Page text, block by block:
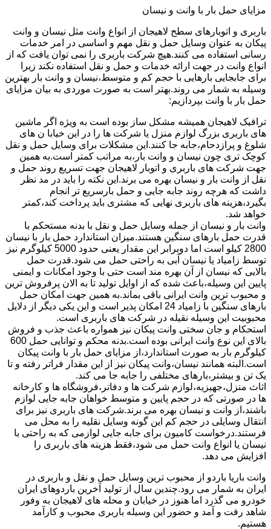
مزایای حمل بار با وانت و نیسان
باربری و اتوبارهای سطح لاهیجان از انواع وانت مثل نیسان و وانت
پیکان به عنوان وسایل حمل و نقل مهم و اساسی در امر خدمات
رسانی استفاده می کنند.هیچ شرکت باربری را نمی توان یافت که از
انواع وانت در جهت ارائه خدمات و حمل و نقل استفاده نکند زیرا
برای جابجایی بارهایی با حجم کم و متوسط،نیسان و وانت بار بهترین
وسیله به شمار می روند.بهتر است به صورت موردی به بیان مزایای
حمل بار با وانت بپردازیم:
ترافیک لاهیجان همیشه مشکل ساز بوده است به ویژه اگر ماشین
های باربری بزرگ لوازم منزل یا شرکت ها را در این خیابا ن های
شلوغ و پرازدحام،جابه جا کنند.این مشکلات برای وسایل حمل و نقل
کوچک تری چون نیسان و وانت بار،به مراتب کمتر است.به همین
جهت شرکت های باربری و اتوبار لاهیجان جهت تسریع روند حمل و
نقل از وانت بار و نیسان بهره می برند.این نکته را باید در مد نظر
داشت که هرچه روند جابه جایی و حمل بارسریع تر انجام
بگیرد،هزینه های باربری نهایی که مشتری باید پرداخت کند،کمتر
خواهد شد.
وانت بار و نیسان از جمله وسایل حمل و نقل با بدنه مستحکم با
قدرت حمل بارهای سنگین هستند.میزان استاندارد حمل بار با نیسان
2800 کیلو است اما دوبرابر این مقدار یعنی حدود 5000 کیلوگرم نیز
توسط زامیاد یا نیسان آبی به راحتی حمل می شود.قدرت حمل
بالایی که نیسان از آن بهره مند است حتی با وجود امکانات و ایمنی
پایین این وسیله،باعث شده که از اوایل تولید تا به الان پرفروش ترین
و محبوب ترین وانت ایرانی باقی بماند.به همین جهت امکان حمل
بارهای سنگین با زامیاد 24 امکان پذیر است و این یکی دیگر از دلایل
محبوبیت این وسیله نقیله در شرکت های باربری است.
استحکام و جان سختی وانت پیکان نیز همواره باعث جذب و فروش
بالای این نوع وانت ایرانی بوده است.بدنه محکم و توانایی حمل 600
کیلوگرم بار به صورت استاندارد،از مزایای حمل بار با وانت پیکان
است.البته همانند نیسان،وانت پیکان نیز از این مقدار فراتر رفته و تا
یک تن و بیشتر،بارهای مختلفی را جابه جا می کند.
اثاث منزل،جهیزیه،لوازم شرکت ها و دفاتر،فروشگاه ها و کارخانه
ها در صورتی که در حجم پایین و متوسط خواهان جابه جایی لوازم
باشند،از وانت و نیسان بهره می برند.شرکت های باربری نیز برای
انتقال وسایلی در حجم کم این گونه وسایل نقلیه را به محل می
فرستند.درخواست کامیون برای جابه جایی لوازمی که به راحتی با
نیسان یا انواع وانت حمل می شود،فقط هزینه های باربری را
افزایش می دهد.
وانت باریا باردو از محبوب ترین وسایل حمل و نقل و باربری در
ایران به شمار می رود.چندین سال از تولید آخرین باردوهای ایران
خودرو می گذرد اما هنوز در خیابان و محله های لاهیجان به وفور
شاهد رفت و آمد و حضور این وسیله باربری محبوب و کارآمد
هستیم.